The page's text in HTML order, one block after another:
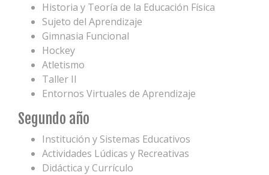
Historia y Teoría de la Educación Física
Sujeto del Aprendizaje
Gimnasia Funcional
Hockey
Atletismo
Taller II
Entornos Virtuales de Aprendizaje
Segundo año
Institución y Sistemas Educativos
Actividades Lúdicas y Recreativas
Didáctica y Currículo